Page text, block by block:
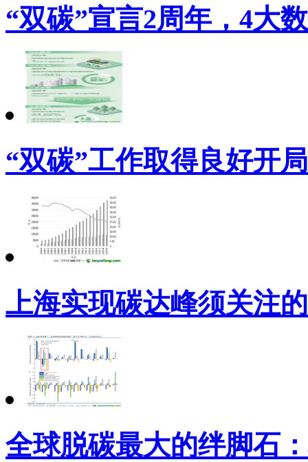
“双碳”宣言2周年，4大
“双碳”工作取得良好开局
上海实现碳达峰须关注
全球脱碳最大的绊脚石